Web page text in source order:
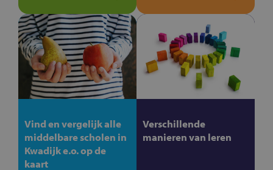
Vind en vergelijk alle
middelbare scholen in
Kwadijk e.o. op de
kaart
Verschillende
manieren van leren